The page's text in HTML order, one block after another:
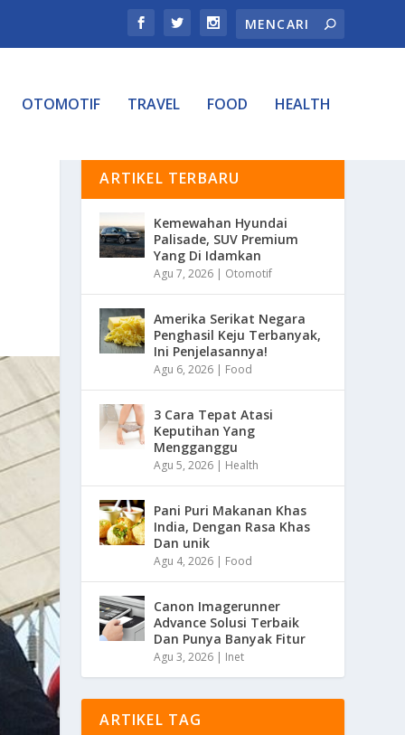
OTOMOTIF TRAVEL FOOD HEALTH
ARTIKEL TERBARU
Kemewahan Hyundai
Palisade, SUV Premium
Yang Di Idamkan
Agu 7, 2026 | Otomotif
Amerika Serikat Negara
Penghasil Keju Terbanyak,
Ini Penjelasannya!
Agu 6, 2026 | Food
3 Cara Tepat Atasi
Keputihan Yang
Mengganggu
Agu 5, 2026 | Health
Pani Puri Makanan Khas
India, Dengan Rasa Khas
Dan unik
Agu 4, 2026 | Food
Canon Imagerunner
Advance Solusi Terbaik
Dan Punya Banyak Fitur
Agu 3, 2026 | Inet
ARTIKEL TAG